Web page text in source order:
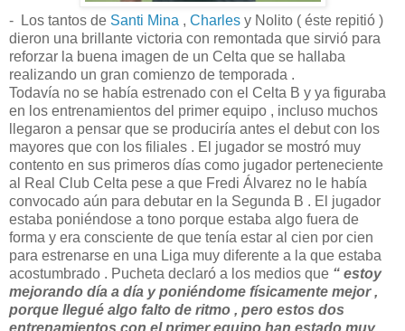
- Los tantos de Santi Mina , Charles y Nolito ( éste repitió )
dieron una brillante victoria con remontada que sirvió para
reforzar la buena imagen de un Celta que se hallaba
realizando un gran comienzo de temporada .
Todavía no se había estrenado con el Celta B y ya figuraba
en los entrenamientos del primer equipo , incluso muchos
llegaron a pensar que se produciría antes el debut con los
mayores que con los filiales . El jugador se mostró muy
contento en sus primeros días como jugador perteneciente
al Real Club Celta pese a que Fredi Álvarez no le había
convocado aún para debutar en la Segunda B . El jugador
estaba poniéndose a tono porque estaba algo fuera de
forma y era consciente de que tenía estar al cien por cien
para estrenarse en una Liga muy diferente a la que estaba
acostumbrado . Pucheta declaró a los medios que “ estoy
mejorando día a día y poniéndome físicamente mejor ,
porque llegué algo falto de ritmo , pero estos dos
entrenamientos con el primer equipo han estado muy